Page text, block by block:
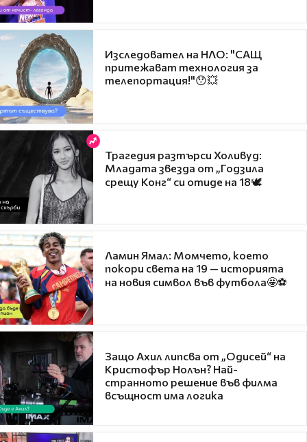
Изследовател на НЛО: "САЩ
притежават технология за
телепортация!"😯💥
Трагедия разтърси Холивуд:
Младата звезда от „Годзила
срещу Конг“ си отиде на 18🕊️
Ламин Ямал: Момчето, което
покори света на 19 — историята
на новия символ във футбола🤩⚽
Защо Ахил липсва от „Одисей“ на
Кристофър Нолън? Най-
странното решение във филма
всъщност има логика